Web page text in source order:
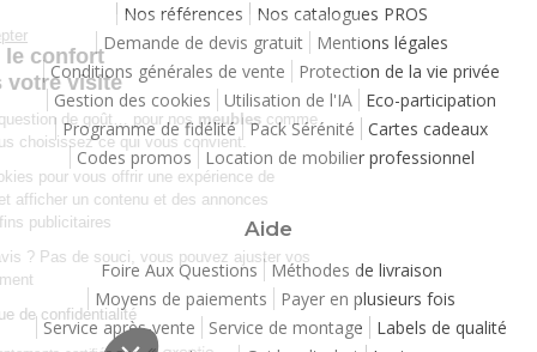
Nos références
Nos catalogues PROS
Demande de devis gratuit
Mentions légales
Conditions générales de vente
Protection de la vie privée
Gestion des cookies
Utilisation de l'IA
Eco-participation
Programme de fidélité Pack Sérénité
Cartes cadeaux
Codes promos
Location de mobilier professionnel
Aide
Foire Aux Questions Méthodes de livraison
Moyens de paiements
Payer en plusieurs fois
Service après-vente
Service de montage
Labels de qualité
Continuer sans accepter
Chez Matelpro, le confort
commence dès votre visite
Leconfort, c'est une question de goût… pour nosmeubles
comme
pour nos cookies ! Vous choisissez ce qui vous convient.
Nous utilisons des cookies pour vous offrir une expérience de
navigation moelleuse et afficher un contenu et des annonces
personnalisées à des fins publicitaires
Besoin de changer d’avis ? Pas de souci, vous pouvez ajuster vos
préférences à tout moment
Consulter notre politique de confidentialité